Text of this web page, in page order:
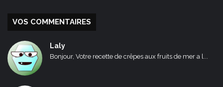
VOS COMMENTAIRES
Laly
Bonjour, Votre recette de crêpes aux fruits de mer a l...